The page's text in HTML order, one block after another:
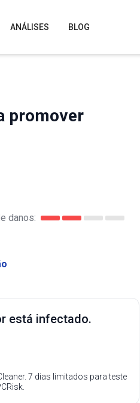
ANÁLISES BLOG
promover
danos:
está infectado.
7 dias limitados para teste